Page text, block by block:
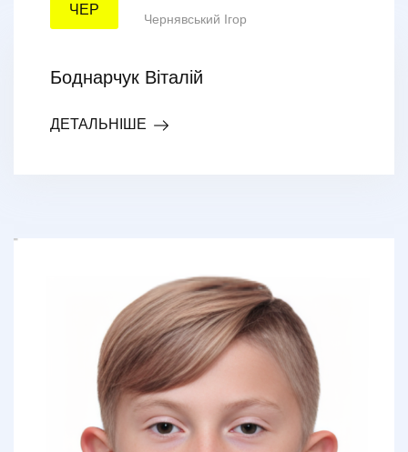
ЧЕР
Чернявський Ігор
Боднарчук Віталій
ДЕТАЛЬНІШЕ